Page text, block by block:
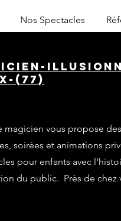
Nos Spectacles
(77)
magicien vous propose
soirées et animations
pour enfants avec
du public. Près de chez